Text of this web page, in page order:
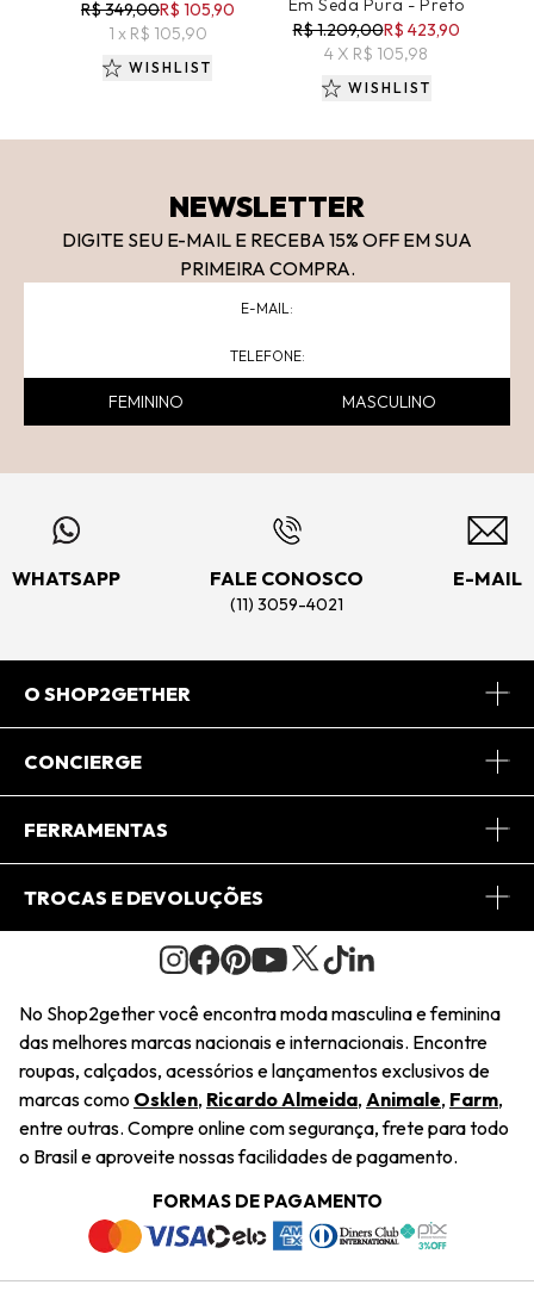
R$ 349,00R$ 105,90
1 x R$ 105,90
WISHLIST
Em Seda Pura - Preto
R$ 1.209,00R$ 423,90
4 X R$ 105,98
WISHLIST
NEWSLETTER
DIGITE SEU E-MAIL E RECEBA 15% OFF EM SUA
PRIMEIRA COMPRA.
FEMININO MASCULINO
WHATSAPP FALE CONOSCO
(11) 3059-4021
E-MAIL
O SHOP2GETHER
Sobre Nós
Journal
Saiu na Mídia
Sustentabilidade
Navegando
Termos e Condições
Trabalhe Conosco
CONCIERGE
Central de Relacionamento
Regulamento e Promoções
FERRAMENTAS
Minha Conta
Pedido de Presente
Wishlist
TROCAS E DEVOLUÇÕES
Condições Gerais
Troca Fácil
Restituição de Pagamento
Dúvidas Frequentes
Termos e Condições
Política de Privacidade
No Shop2gether você encontra moda masculina e feminina
das melhores marcas nacionais e internacionais. Encontre
roupas, calçados, acessórios e lançamentos exclusivos de
marcas como Osklen, Ricardo Almeida, Animale, Farm,
entre outras. Compre online com segurança, frete para todo
o Brasil e aproveite nossas facilidades de pagamento.
FORMAS DE PAGAMENTO